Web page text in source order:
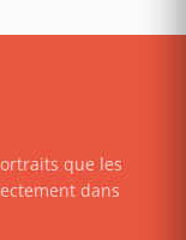
que les
dans